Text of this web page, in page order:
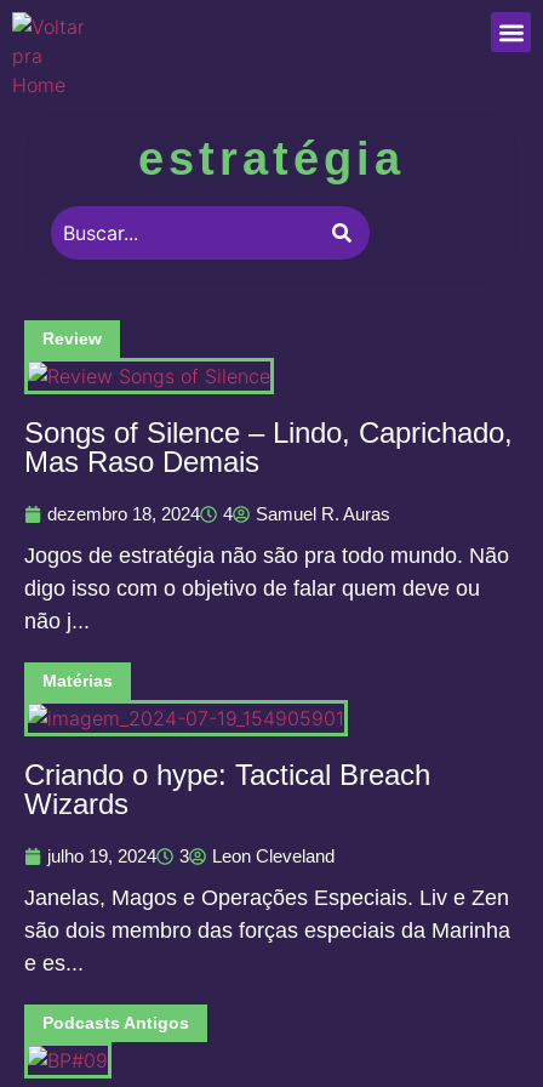
estratégia
Review
Songs of Silence – Lindo, Caprichado,
Mas Raso Demais
dezembro 18, 2024 4 Samuel R. Auras
Jogos de estratégia não são pra todo mundo. Não
digo isso com o objetivo de falar quem deve ou
não j...
Matérias
Criando o hype: Tactical Breach
Wizards
julho 19, 2024 3 Leon Cleveland
Janelas, Magos e Operações Especiais. Liv e Zen
são dois membro das forças especiais da Marinha
e es...
Podcasts Antigos